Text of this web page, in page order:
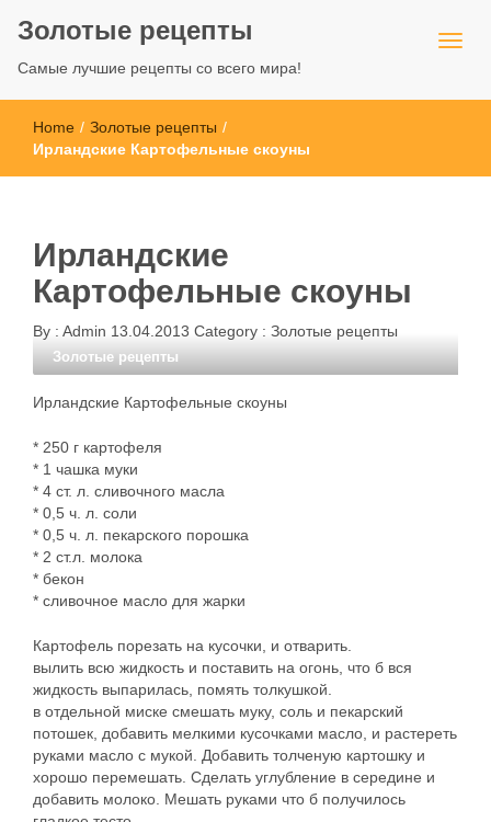
Золотые рецепты
Самые лучшие рецепты со всего мира!
Home / Золотые рецепты /
Ирландские Картофельные скоуны
Ирландские
Картофельные скоуны
By : Admin 13.04.2013 Category : Золотые рецепты
Золотые рецепты
Ирландские Картофельные скоуны
* 250 г картофеля
* 1 чашка муки
* 4 ст. л. сливочного масла
* 0,5 ч. л. соли
* 0,5 ч. л. пекарского порошка
* 2 ст.л. молока
* бекон
* сливочное масло для жарки
Картофель порезать на кусочки, и отварить.
вылить всю жидкость и поставить на огонь, что б вся
жидкость выпарилась, помять толкушкой.
в отдельной миске смешать муку, соль и пекарский
потошек, добавить мелкими кусочками масло, и растереть
руками масло с мукой. Добавить толченую картошку и
хорошо перемешать. Сделать углубление в середине и
добавить молоко. Мешать руками что б получилось